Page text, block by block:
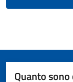
Quanto